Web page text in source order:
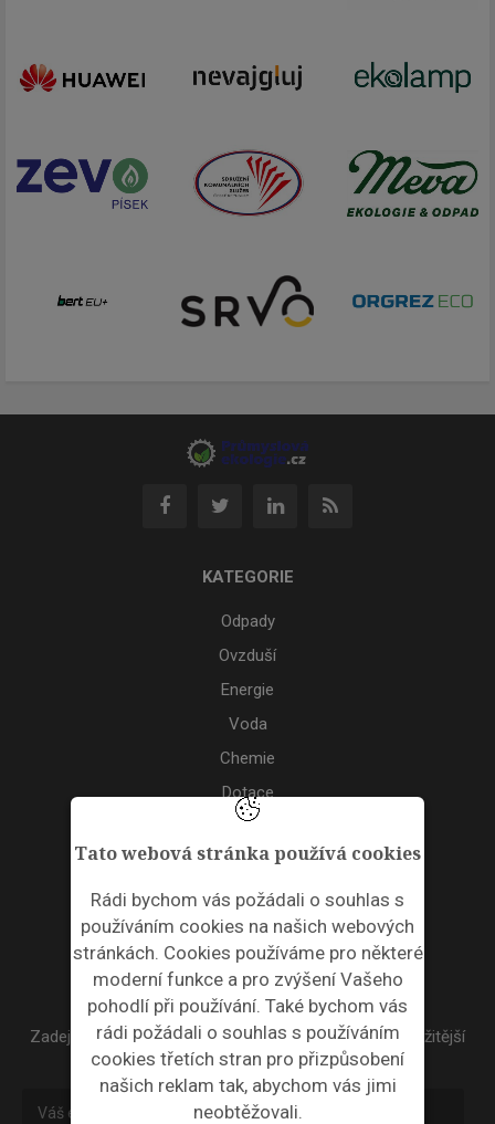
Tato webová stránka používá cookies
Rádi bychom vás požádali o souhlas s
používáním cookies na našich webových
stránkách. Cookies používáme pro některé
moderní funkce a pro zvýšení Vašeho
pohodlí při používání. Také bychom vás
rádi požádali o souhlas s používáním
cookies třetích stran pro přizpůsobení
našich reklam tak, abychom vás jimi
neobtěžovali.
KATEGORIE
Odpady
Ovzduší
Energie
Voda
Chemie
Dotace
Akce
ODPADNÍ PLASTY
NEWSLETTER
Zadejte váš email a my Vám budeme zasílat ty nejdůležitější
informace, maximálně 1x týdně.